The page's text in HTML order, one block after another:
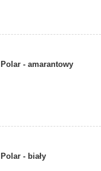
Polar - amarantowy
Polar - biały